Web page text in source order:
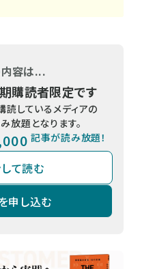
容は...
期購読者限定です
読しているメディアの
放題となります。
記事が読み放題！
て読む
申し込む